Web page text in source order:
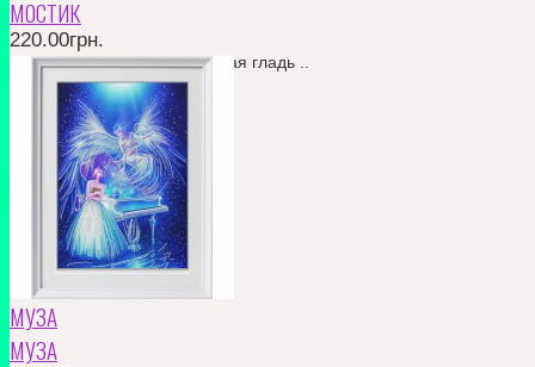
МОСТИК
220.00грн.
частичная вышивка. бисерная гладь ..
В ЗАКЛАДКИ
В СРАВНЕНИЕ
220.00грн.
МУЗА
МУЗА